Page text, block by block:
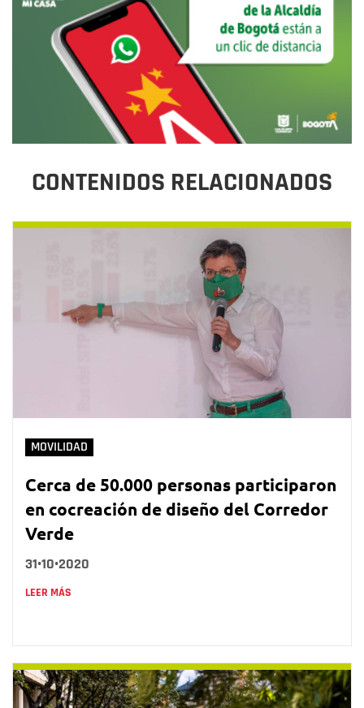
CONTENIDOS RELACIONADOS
MOVILIDAD
Cerca de 50.000 personas participaron
en cocreación de diseño del Corredor
Verde
31•10•2020
LEER MÁS